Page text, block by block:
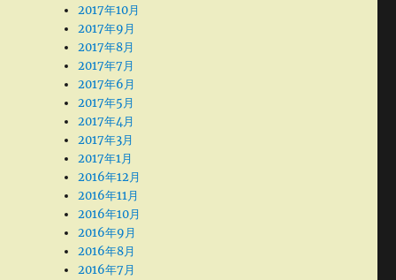
2017年10月
2017年9月
2017年8月
2017年7月
2017年6月
2017年5月
2017年4月
2017年3月
2017年1月
2016年12月
2016年11月
2016年10月
2016年9月
2016年8月
2016年7月